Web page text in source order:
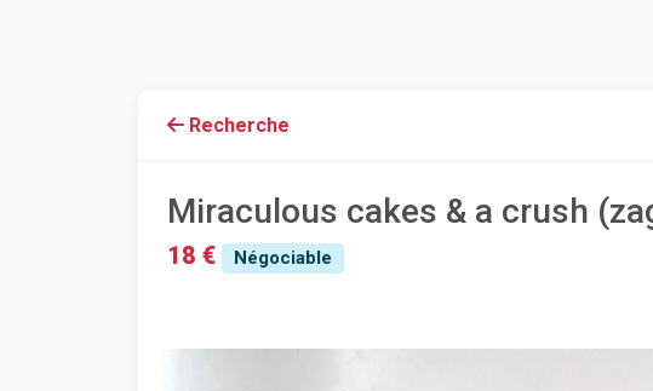
Recherche
Miraculous cakes & a crush
18 € Négociable